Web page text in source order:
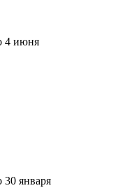
4 июня
30 января